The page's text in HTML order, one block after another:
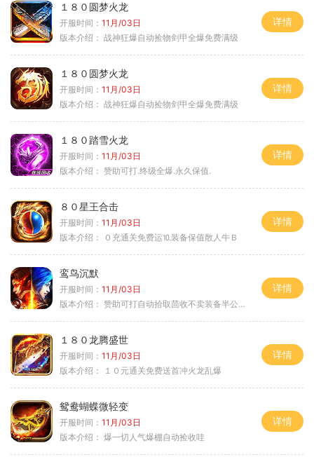
１８０圆梦火龙
开服时间： 11月/03日
版本介绍： 战神狂爆自动捡物剑甲全爆免费满级
详情
１８０圆梦火龙
开服时间： 11月/03日
版本介绍： 战神狂爆自动捡物剑甲全爆免费满级
详情
１８０踏雪火龙
开服时间： 11月/03日
版本介绍： 赞助可打.终级全爆.永久保值.
详情
８０星王合击
开服时间： 11月/03日
版本介绍：
０充通关免费运⒑装备保值散人牛Ｂ
详情
鸾鸟沉默
开服时间： 11月/03日
版本介绍： 赞助可打自动拾取茴收不卖装备半公益服
详情
１８０龙腾盛世
开服时间： 11月/03日
版本介绍：
１０元通关免费送首冲火龙乱爆
详情
鸳鸯蝴蝶微轻变
开服时间： 11月/03日
版本介绍： 爆一切人气爆棚自动捡收哇
详情